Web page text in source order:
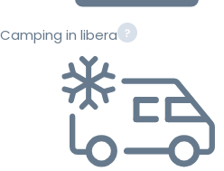
Camping in libera